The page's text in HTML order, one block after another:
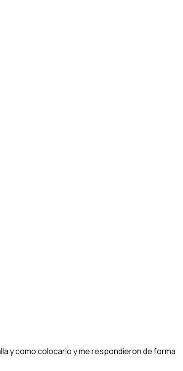
y como colocarlo y me respondieron de forma